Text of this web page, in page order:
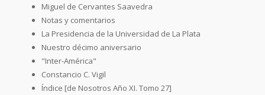
Miguel de Cervantes Saavedra
Notas y comentarios
La Presidencia de la Universidad de La Plata
Nuestro décimo aniversario
"Inter-América"
Constancio C. Vigil
Índice [de Nosotros Año XI. Tomo 27]